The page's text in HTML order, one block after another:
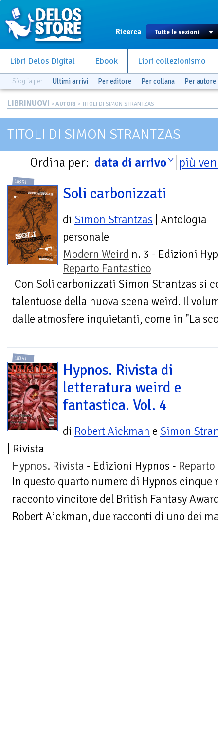
Ricerca
Libri Delos Digital Ebook Libri collezionismo
Sfoglia per Ultimi arrivi Per editore Per collana Per autore
LIBRINUOVI > AUTORI > TITOLI DI SIMON STRANTZAS
TITOLI DI SIMON STRANTZAS
Ordina per: data di arrivo più
LIBRI
Soli carbonizzati
di Simon Strantzas | Antologia
personale
Modern Weird n. 3 - Edizioni
Reparto Fantastico
Con Soli carbonizzati Simon Strantzas si
talentuose della nuova scena weird. Il
dalle atmosfere inquietanti, come in "La
LIBRI
Hypnos. Rivista di
letteratura weird e
fantastica. Vol. 4
di Robert Aickman e Simon
| Rivista
Hypnos. Rivista - Edizioni Hypnos -
In questo quarto numero di Hypnos
racconto vincitore del British Fantasy
Robert Aickman, due racconti di uno dei